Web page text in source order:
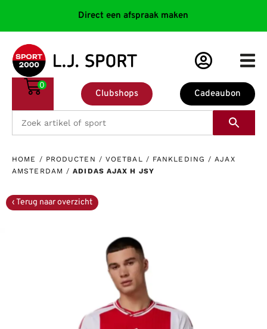
Direct een afspraak maken
Cadeaubon
Clubshops
0
HOME / PRODUCTEN / VOETBAL / FANKLEDING /AJAX
AMSTERDAM /ADIDAS AJAX H JSY